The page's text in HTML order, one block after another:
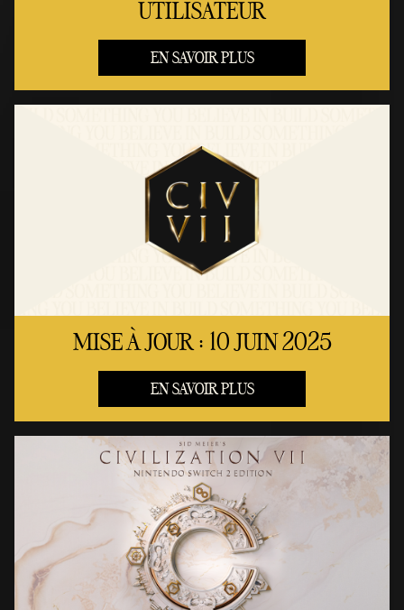
UTILISATEUR
EN SAVOIR PLUS
MISE À JOUR : 10 JUIN 2025
EN SAVOIR PLUS